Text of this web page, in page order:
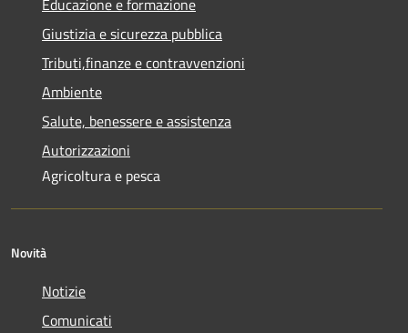
Educazione e formazione
Giustizia e sicurezza pubblica
Tributi,finanze e contravvenzioni
Ambiente
Salute, benessere e assistenza
Autorizzazioni
Agricoltura e pesca
Novità
Notizie
Comunicati